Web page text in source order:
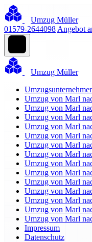
Umzug Müller
01579-2644098 Angebot
Umzug Müller
Umzug von Marl
Umzug von Marl
Umzug von Marl
Umzug von Marl
Umzug von Marl
Umzug von Marl
Umzug von Marl
Umzug von Marl
Umzug von Marl
Umzug von Marl
Umzug von Marl
Umzug von Marl
Umzug von Marl
Umzug von Marl
Impressum
Datenschutz